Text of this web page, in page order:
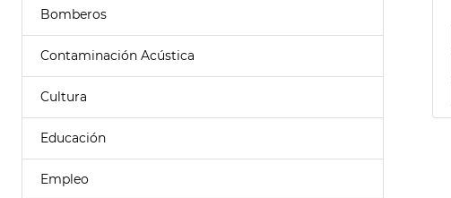
Bomberos
Contaminación Acústica
Cultura
Educación
Empleo